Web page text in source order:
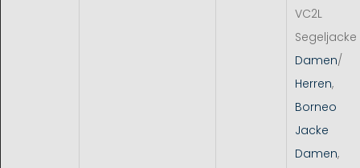
VC2L
Segeljacke
Damen/
Herren,
Borneo
Jacke
Damen,